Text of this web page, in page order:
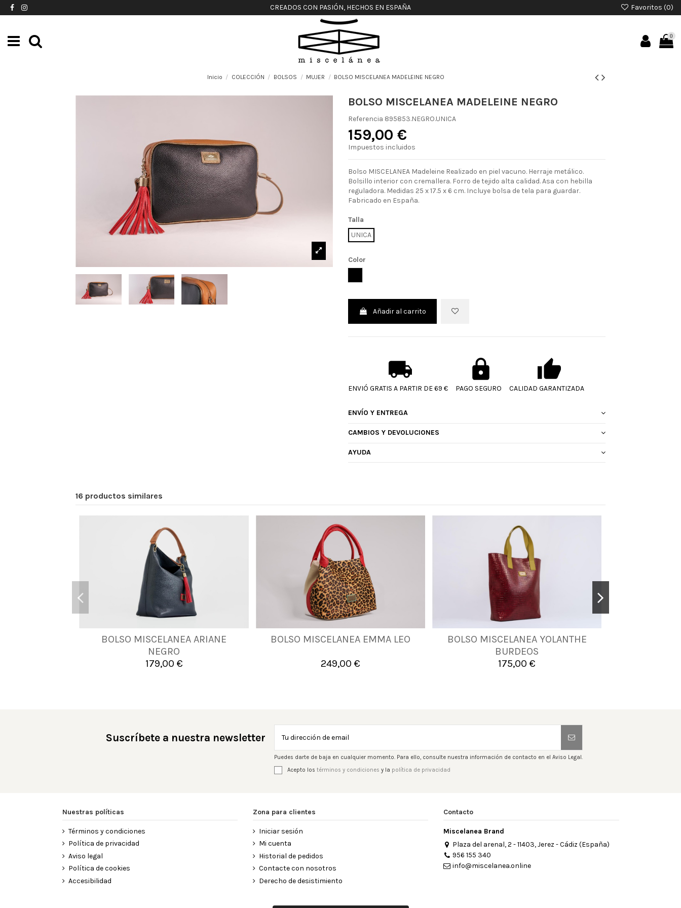
CREADOS CON PASIÓN, HECHOS EN ESPAÑA Favoritos (0)
0
Inicio COLECCIÓN BOLSOS MUJER BOLSO MISCELANEA MADELEINE NEGRO
BOLSO MISCELANEA MADELEINE NEGRO
Referencia 895853.NEGRO.UNICA
159,00 €
Impuestos incluidos
Bolso MISCELANEA Madeleine Realizado en piel vacuno. Herraje metálico.
Bolsillo interior con cremallera. Forro de tejido alta calidad. Asa con hebilla
reguladora. Medidas 25 x 17.5 x 6 cm. Incluye bolsa de tela para guardar.
Fabricado en España.
Talla
UNICA
Color
Añadir al carrito
ENVIÓ GRATIS A PARTIR DE 69 € PAGO SEGURO CALIDAD GARANTIZADA
ENVÍO Y ENTREGA
CAMBIOS Y DEVOLUCIONES
AYUDA
16 productos similares
BOLSO MISCELANEA ARIANE
NEGRO
179,00 €
UNICA
Añadir al carrito
BOLSO MISCELANEA EMMA LEO
249,00 €
UNICA
Añadir al carrito
BOLSO MISCELANEA YOLANTHE
BURDEOS
175,00 €
UNICA
Añadir al carrito
Suscríbete a nuestra newsletter
Puedes darte de baja en cualquier momento. Para ello, consulte nuestra información de contacto en el Aviso Legal.
Acepto los términos y condiciones y la política de privacidad
Nuestras políticas
Términos y condiciones
Política de privacidad
Aviso legal
Política de cookies
Accesibilidad
Zona para clientes
Iniciar sesión
Mi cuenta
Historial de pedidos
Contacte con nosotros
Derecho de desistimiento
Contacto
Miscelanea Brand
Plaza del arenal, 2 - 11403, Jerez - Cádiz (España)
956 155 340
info@miscelanea.online